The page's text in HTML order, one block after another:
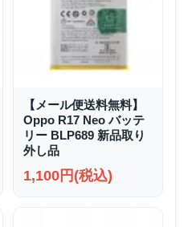
【メール便送料無料】
Oppo R17 Neo バッテ
リー BLP689 新品取り
外し品
1,100円(税込)